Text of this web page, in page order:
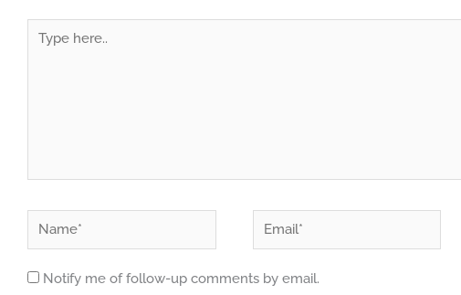
here..
Notify me of follow-up comments by email.